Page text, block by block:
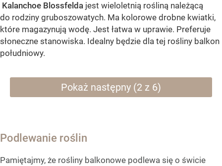
Kalanchoe Blossfelda jest wieloletnią rośliną należącą
do rodziny gruboszowatych. Ma kolorowe drobne kwiatki,
które magazynują wodę. Jest łatwa w uprawie. Preferuje
słoneczne stanowiska. Idealny będzie dla tej rośliny balkon
południowy.
Pokaż następny (2 z 6)
Podlewanie roślin
Pamiętajmy, że rośliny balkonowe podlewa się o świcie